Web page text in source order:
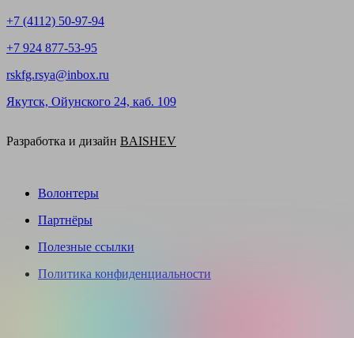
+7 (4112) 50-97-94
+7 924 877-53-95
rskfg.rsya@inbox.ru
Якутск, Ойунского 24, каб. 109
Разработка и дизайн BAISHEV
Волонтеры
Партнёры
Полезные ссылки
Политика конфиденциальности